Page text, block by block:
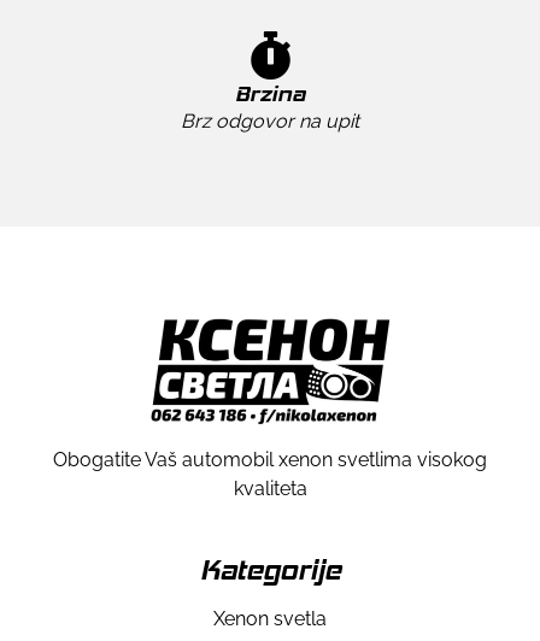
Brzina
Brz odgovor na upit
Obogatite Vaš automobil xenon svetlima visokog
kvaliteta
Kategorije
Xenon svetla